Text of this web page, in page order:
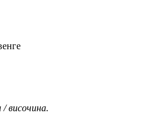
височина.